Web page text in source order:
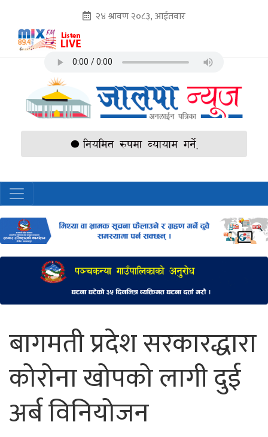
२४ श्रावण २०८३, आईतवार
बागमती प्रदेश सरकारद्धारा
कोरोना खोपको लागी दुई
अर्ब विनियोजन